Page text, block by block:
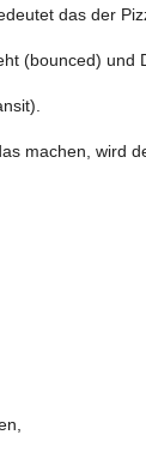
das der
(bounced) und
machen, wird